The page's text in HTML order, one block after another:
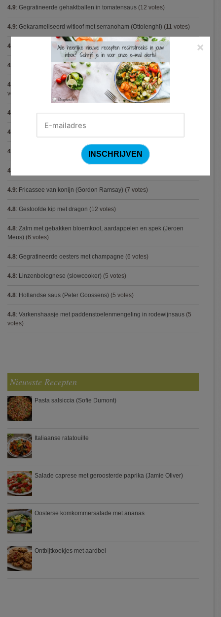
4.9: Gegratineerde gehaktballen in tomatensaus (12 votes)
4.9: Gekarameliseerd witloof met serranoham (Ottolenghi) (11 votes)
4.9 Pizza chicken BBQ(11 votes)
4.9 Steak chimichurri (Gordon Ramsay) (10 votes)
4.9 Aspergepuree met garnalen en zure room (Piet Huysentruyt)
votes)
4.9 Konijn op Italiaanse wijze(9 votes)
4.9
4.9 (8 votes)
4.9
4.9: Fricassee van konijn (Gordon Ramsay) (7 votes)
4.8: Gestoofde kip met dragon (12 votes)
4.8: Zalm met gebakken bloemkool, aardappelen en spek (Jeroen
Meus) (6 votes)
4.8: Gegratineerde oesters met champagne (6 votes)
4.8: Linzenbolognese (slowcooker) (5 votes)
4.8: Hollandse saus (Peter Goossens) (5 votes)
4.8: Varkenshaasje met paddenstoelenmengeling in rodewijnsaus (5
votes)
Nieuwste Recepten
Pasta salsiccia (Sofie Dumont)
Italiaanse ratatouille
Salade caprese met geroosterde paprika (Jamie Oliver)
Oosterse komkommersalade met ananas
Ontbijtkoekjes met aardbei
×